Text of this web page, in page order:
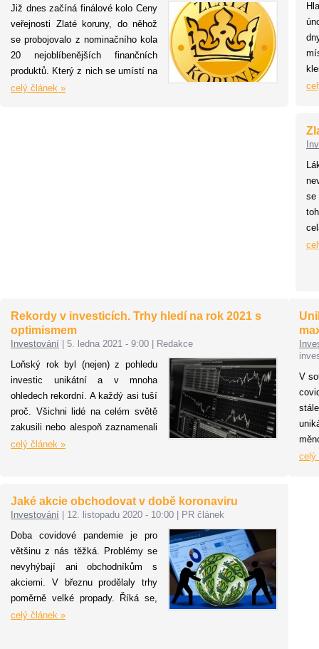
Již dnes začíná finálové kolo Ceny
veřejnosti Zlaté koruny, do něhož
se probojovalo z nominačního kola
20 nejoblíbenějších finančních
produktů. Který z nich se umístí na
příčkách vítězů, může široká
celý článek »
že
Rekordy v investicích. Trhy hledí na rok 2021 s
optimismem
Investování 5. ledna 2021 - 9:00
Redakce
Loňský rok byl (nejen) z pohledu
investic unikátní a v mnoha
ohledech rekordní. A každý asi tuší
proč. Všichni lidé na celém světě
zakusili nebo alespoň zaznamenali
pandemii, kterou lidstvo
Podívejme se, jakou „písničku“ si
investoři vyslechli.
celý článek »
V
celý
Jaké akcie obchodovat v době koronaviru
Investování 12. listopadu 2020 - 10:00
PR článek
Doba covidové pandemie je pro
většinu z nás těžká. Problémy se
nevyhýbají ani obchodníkům s
akciemi. V březnu prodělaly trhy
poměrně velké propady. Říká se,
že každá krize bývá pro chytré
celý článek »